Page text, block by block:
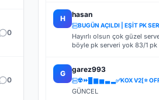
0
0
H hasan
Hayırlı olsun çok güzel
böyle pk serveri yok 83/1
G garez993
GÜNCEL